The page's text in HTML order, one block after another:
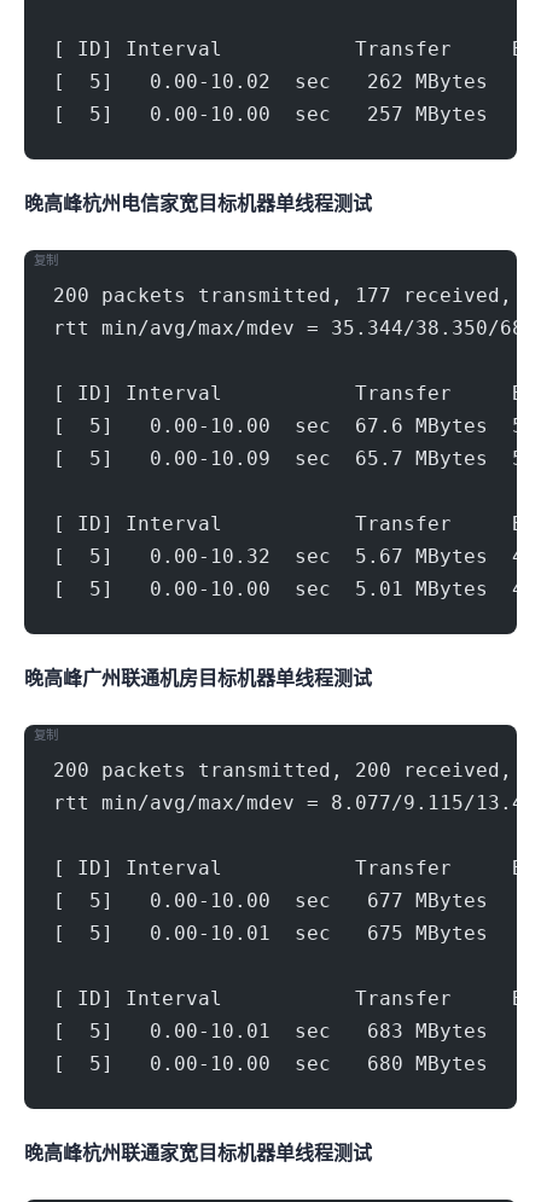
[ ID] Interval           Transfer
[  5]   0.00-10.02  sec   262 MBytes
[  5]   0.00-10.00  sec   257 MBytes
晚高峰杭州电信家宽(1000Mbps)目标机器 IPERF3单线程测试
200 packets transmitted, 177 received,
rtt min/avg/max/mdev = 35.344/38.350/
[ ID] Interval           Transfer
[  5]   0.00-10.00  sec  67.6 MBytes
[  5]   0.00-10.09  sec  65.7 MBytes
[ ID] Interval           Transfer
[  5]   0.00-10.32  sec  5.67 MBytes
[  5]   0.00-10.00  sec  5.01 MBytes
复制
晚高峰广州联通机房(500Mbps)目标机器 IPERF3单线程测试
200 packets transmitted, 200 received,
rtt min/avg/max/mdev = 8.077/9.115/
[ ID] Interval           Transfer
[  5]   0.00-10.00  sec   677 MBytes
[  5]   0.00-10.01  sec   675 MBytes
[ ID] Interval           Transfer
[  5]   0.00-10.01  sec   683 MBytes
[  5]   0.00-10.00  sec   680 MBytes
复制
晚高峰杭州联通家宽(1000Mbps)目标机器 IPERF3单线程测试